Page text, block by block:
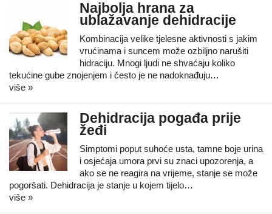
Najbolja hrana za
ublažavanje dehidracije
Kombinacija velike tjelesne aktivnosti s jakim
vrućinama i suncem može ozbiljno narušiti
hidraciju. Mnogi ljudi ne shvaćaju koliko
tekućine gube znojenjem i često je ne nadoknađuju…
više »
Dehidracija pogađa prije
žeđi
Simptomi poput suhoće usta, tamne boje urina
i osjećaja umora prvi su znaci upozorenja, a
ako se ne reagira na vrijeme, stanje se može
pogoršati. Dehidracija je stanje u kojem tijelo…
više »